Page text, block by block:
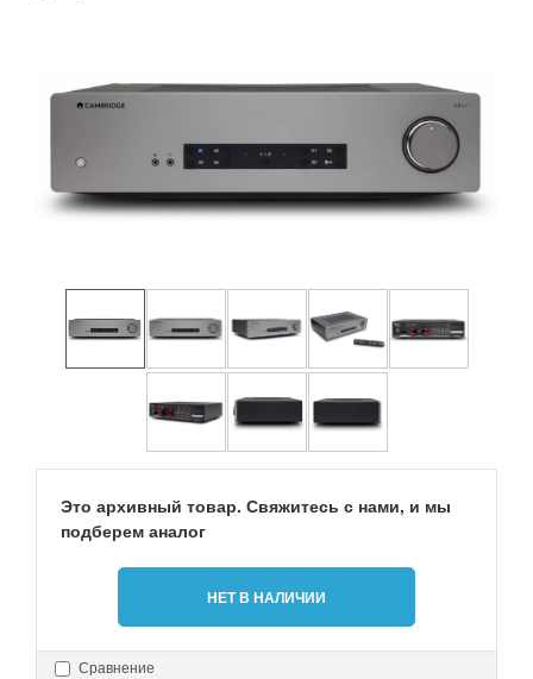
Это архивный товар. Свяжитесь с нами, и мы
подберем аналог
НЕТ В НАЛИЧИИ
Сравнение